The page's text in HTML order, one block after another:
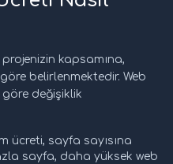
kapsamına,
belirlenmektedir. Web
değişiklik
ücreti, sayfa sayısına
sayfa, daha yüksek web